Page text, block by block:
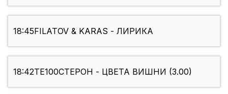
18:45FILATOV & KARAS - ЛИРИКА
18:42ТЕ100СТЕРОН - ЦВЕТА ВИШНИ (3.00)